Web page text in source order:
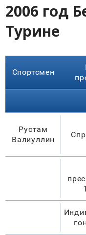
2006 год
Турине
Спортсмен
Рустам
Валиуллин